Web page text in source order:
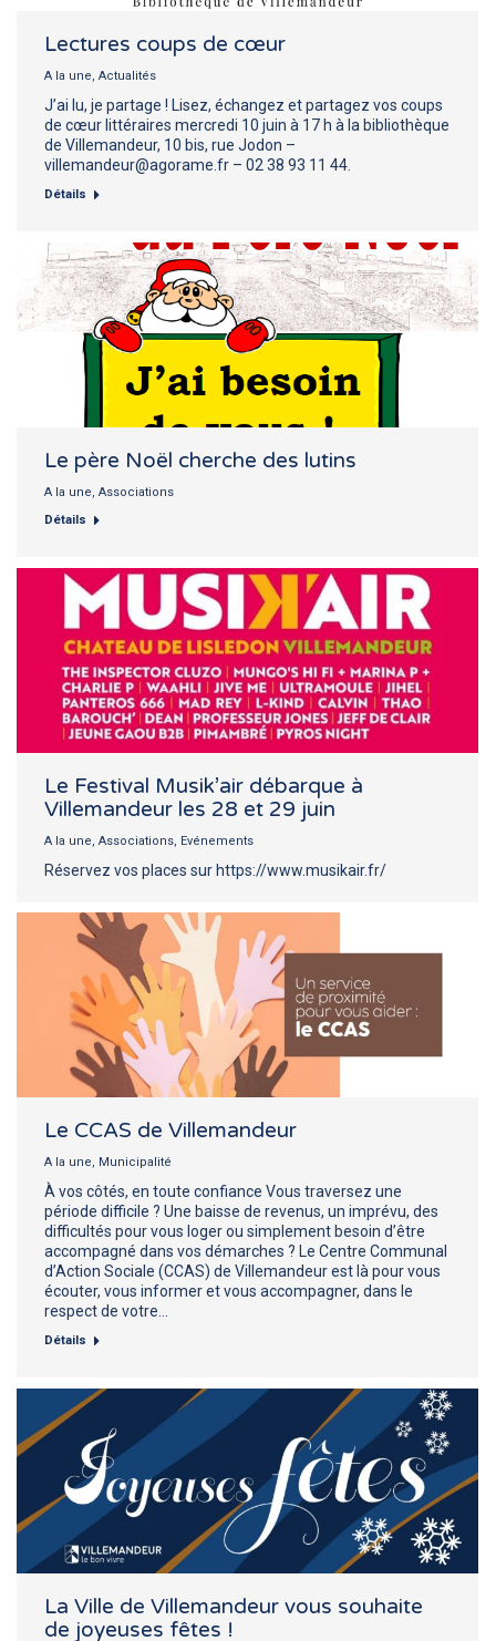
Lectures coups de cœur
A la une, Actualités
J’ai lu, je partage ! Lisez, échangez et partagez vos coups
de cœur littéraires mercredi 10 juin à 17 h à la bibliothèque
de Villemandeur, 10 bis, rue Jodon –
villemandeur@agorame.fr – 02 38 93 11 44.
Détails
Le père Noël cherche des lutins
A la une Associations
Détails
Le Festival Musik’air débarque à
Villemandeur les 28 et 29 juin
A la une, Associations, Evénements
Réservez vos places sur https://www.musikair.fr/
Le CCAS de Villemandeur
A la une, Municipalité
À vos côtés, en toute confiance Vous traversez une
période difficile ? Une baisse de revenus, un imprévu, des
difficultés pour vous loger ou simplement besoin d’être
accompagné dans vos démarches ? Le Centre Communal
d’Action Sociale (CCAS) de Villemandeur est là pour vous
écouter, vous informer et vous accompagner, dans le
respect de votre…
Détails
La Ville de Villemandeur vous souhaite
de joyeuses fêtes !